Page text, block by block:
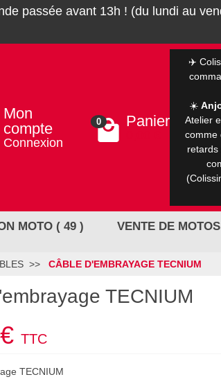
passée avant 13h ! (du lundi au
Mon
compte
Connexion
0 Panier
✈️
☀️
Atelier
comme
retards
MOTO ( 49 ) VENTE DE
CÂBLE D'EMBRAYAGE TECNIUM
TECNIUM
€TTC
TECNIUM